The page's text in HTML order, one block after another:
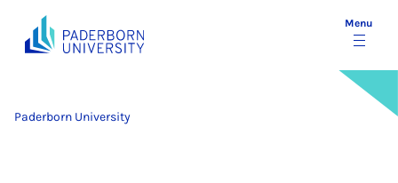
Menu
Paderborn University